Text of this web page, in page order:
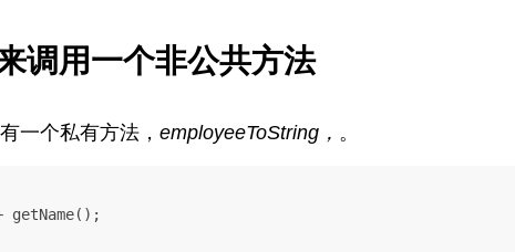
调用一个非公共方法
一个私有方法， employeeToString， 。
getName();